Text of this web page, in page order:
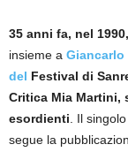
35 anni fa, nel
insieme a Giancarlo
del Festival di
Critica Mia Martini,
esordienti . Il
segue la